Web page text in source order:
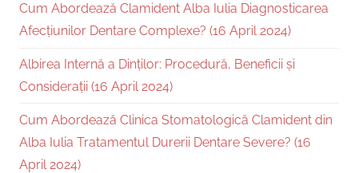
Cum Abordează Clamident Alba Iulia Diagnosticarea
Afecțiunilor Dentare Complexe? (16 April 2024)
Albirea Internă a Dinților: Procedură, Beneficii și
Considerații (16 April 2024)
Cum Abordează Clinica Stomatologică Clamident din
Alba Iulia Tratamentul Durerii Dentare Severe? (16
April 2024)